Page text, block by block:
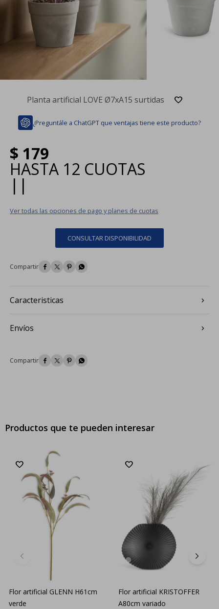
Planta artificial LOVE Ø7xA15 surtidas
¿Preguntále a ChatGPT que ventajas tiene este producto?
$ 179
HASTA 12 CUOTAS
| |
Ver todas las opciones de pago y planes de cuotas
CONSULTAR DISPONIBILIDAD
   
Caracteristicas
Envíos
   
Productos que te pueden interesar
Flor artificial GLENN H61cm
verde
Flor artificial KRISTOFFER
A80cm variado